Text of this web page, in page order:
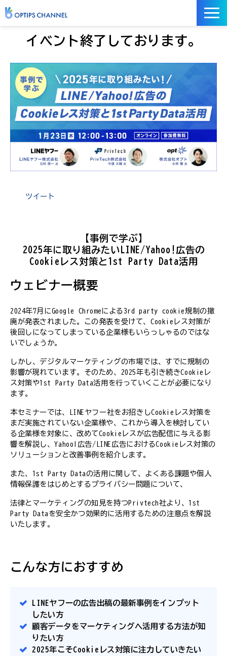
記事
サービス／ツール
イベント終了しております。
ツイート
【事例で学ぶ】
2025年に取り組みたいLINE/Yahoo!広告の
Cookieレス対策と1st Party Data活用
ウェビナー概要
2024年7月にGoogle Chromeによる3rd party cookie規制の撤
廃が発表されました。この発表を受けて、Cookieレス対策が
後回しになってしまっている企業様もいらっしゃるのではな
いでしょうか。
しかし、デジタルマーケティングの市場では、すでに規制の
影響が現れています。そのため、2025年も引き続きCookieレ
ス対策や1st Party Data活用を行っていくことが必要になり
ます。
本セミナーでは、LINEヤフー社をお招きしCookieレス対策を
まだ実施されていない企業様や、これから導入を検討してい
る企業様を対象に、改めてCookieレスが広告配信に与える影
響を解説し、Yahoo!広告/LINE広告におけるCookieレス対策の
ソリューションと改善事例を紹介します。
また、1st Party Dataの活用に関して、よくある課題や個人
情報保護をはじめとするプライバシー問題について、
法律とマーケティングの知見を持つPrivtech社より、1st
Party Dataを安全かつ効果的に活用するための注意点を解説
いたします。
こんな方におすすめ
LINEヤフーの広告出稿の最新事例をインプット
したい方
顧客データをマーケティングへ活用する方法が知
りたい方
2025年こそCookieレス対策に注力していきたい